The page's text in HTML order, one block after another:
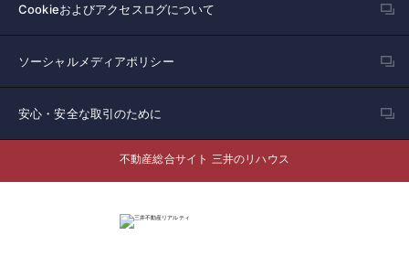
Cookieおよびアクセスログについて
ソーシャルメディアポリシー
安心・安全な取引のために
不動産総合サイト 三井のリハウス